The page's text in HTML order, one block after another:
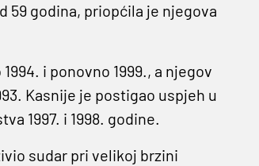
59 godina, priopćila je njegova
i ponovno 1999., a njegov
Kasnije je postigao uspjeh u
1997. i 1998. godine.
sudar pri velikoj brzini